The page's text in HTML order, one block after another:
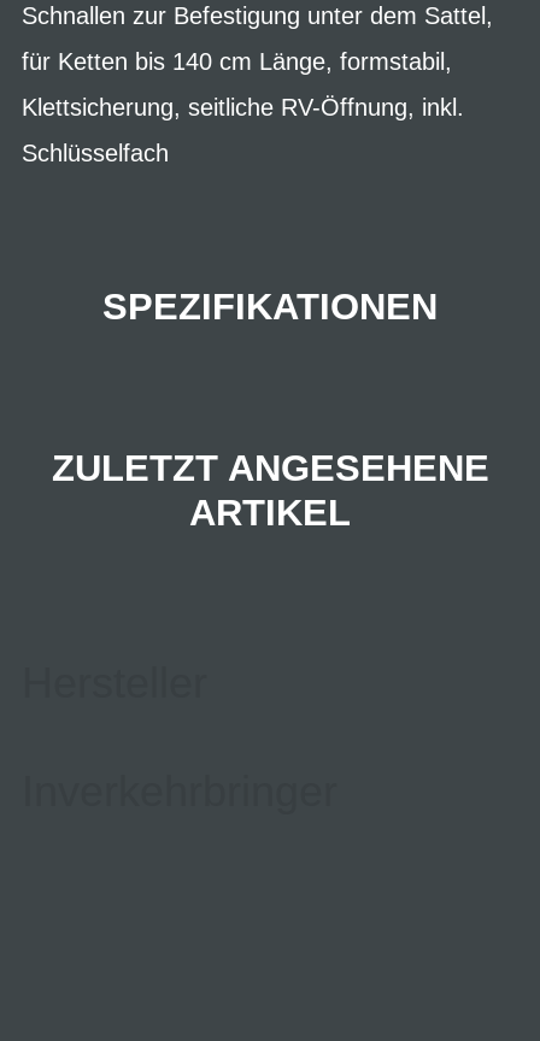
Schnallen zur Befestigung unter dem Sattel,
für Ketten bis 140 cm Länge, formstabil,
Klettsicherung, seitliche RV-Öffnung, inkl.
Schlüsselfach
SPEZIFIKATIONEN
ZULETZT ANGESEHENE
ARTIKEL